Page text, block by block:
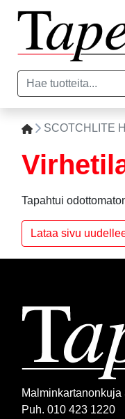
SCOTCHLITE
Tapahtui
Lataa sivu
Puh. 010 423 1220